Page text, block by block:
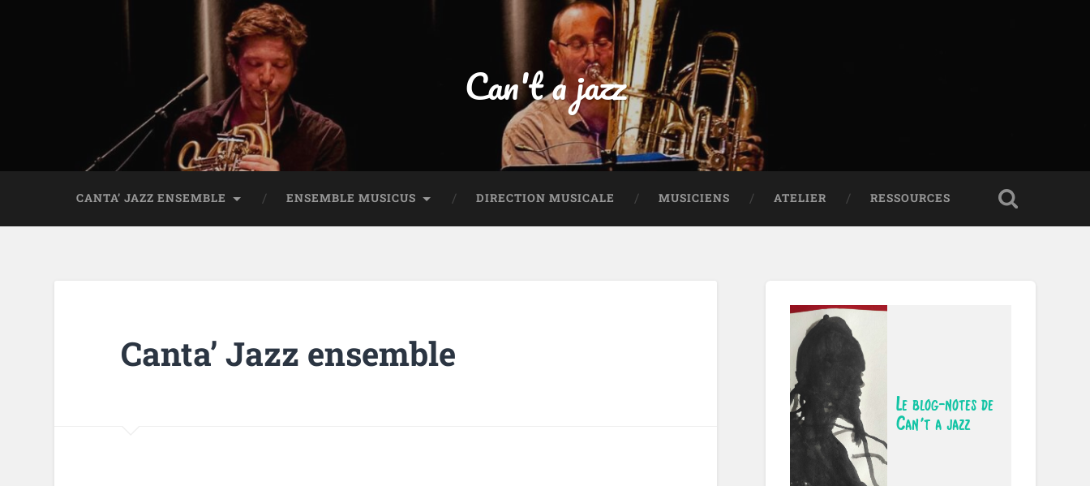
Can't a jazz
CANTA’ JAZZ ENSEMBLE ENSEMBLE MUSICUS DIRECTION MUSICALE MUSICIENS ATELIER RESSOURCES
Canta’ Jazz ensemble
Le blog-notes de
Can't a jazz